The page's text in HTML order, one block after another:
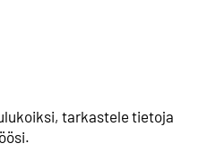
tarkastele tietoja